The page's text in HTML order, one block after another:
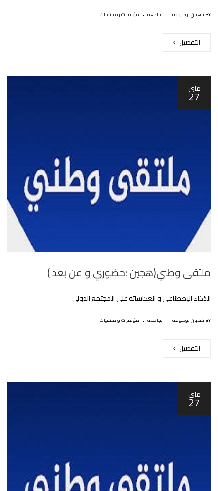
BY شعبان بوحلوفة الجامعة . مؤتمرات و ملتقيات
التفصيل
ماي
27
ملتقى وطني(هجين :حضوري و عن بعد )
الذكاء الإصطناعي و انعكاساته على المجتمع الدولي
BY شعبان بوحلوفة الجامعة . مؤتمرات و ملتقيات
التفصيل
ماي
27